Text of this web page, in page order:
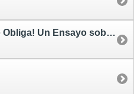
¡El Poder de Cristo te Obliga! Un Ensayo sobre El Exorcista